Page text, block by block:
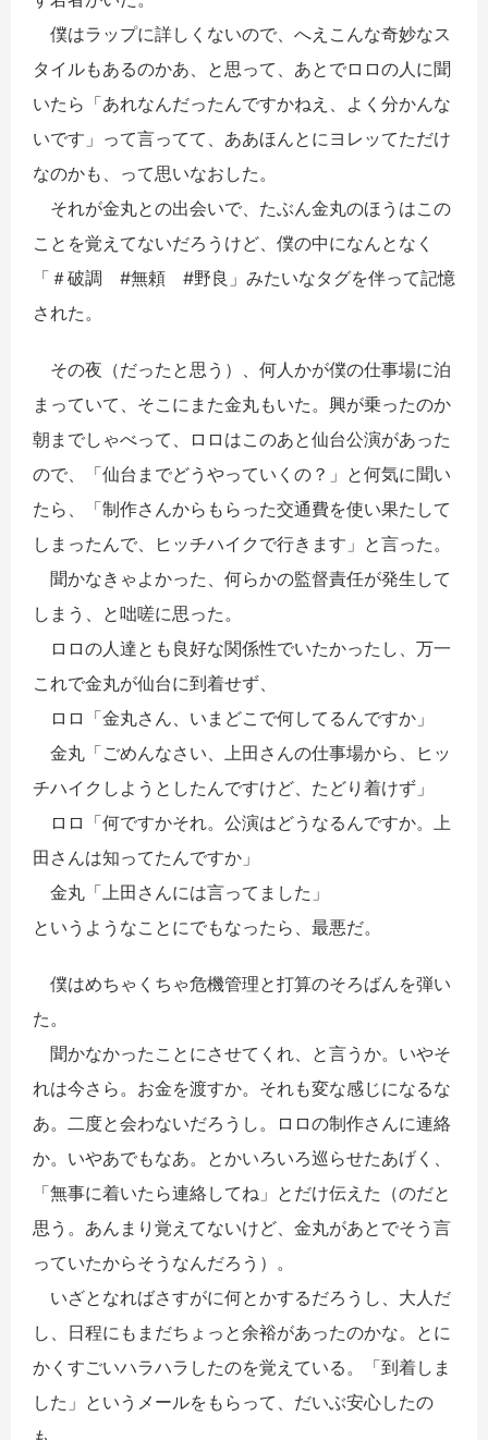
僕はラップに詳しくないので、へえこんな奇妙なス
タイルもあるのかあ、と思って、あとでロロの人に聞
いたら「あれなんだったんですかねえ、よく分かんな
いです」って言ってて、ああほんとにヨレッてただけ
なのかも、って思いなおした。
それが金丸との出会いで、たぶん金丸のほうはこの
ことを覚えてないだろうけど、僕の中になんとなく
「＃破調 #無頼 #野良」みたいなタグを伴って記憶
された。
その夜（だったと思う）、何人かが僕の仕事場に泊
まっていて、そこにまた金丸もいた。興が乗ったのか
朝までしゃべって、ロロはこのあと仙台公演があった
ので、「仙台までどうやっていくの？」と何気に聞い
たら、「制作さんからもらった交通費を使い果たして
しまったんで、ヒッチハイクで行きます」と言った。
聞かなきゃよかった、何らかの監督責任が発生して
しまう、と咄嗟に思った。
ロロの人達とも良好な関係性でいたかったし、万一
これで金丸が仙台に到着せず、
ロロ「金丸さん、いまどこで何してるんですか」
金丸「ごめんなさい、上田さんの仕事場から、ヒッ
チハイクしようとしたんですけど、たどり着けず」
ロロ「何ですかそれ。公演はどうなるんですか。上
田さんは知ってたんですか」
金丸「上田さんには言ってました」
というようなことにでもなったら、最悪だ。
僕はめちゃくちゃ危機管理と打算のそろばんを弾い
た。
聞かなかったことにさせてくれ、と言うか。いやそ
れは今さら。お金を渡すか。それも変な感じになるな
あ。二度と会わないだろうし。ロロの制作さんに連絡
か。いやあでもなあ。とかいろいろ巡らせたあげく、
「無事に着いたら連絡してね」とだけ伝えた（のだと
思う。あんまり覚えてないけど、金丸があとでそう言
っていたからそうなんだろう）。
いざとなればさすがに何とかするだろうし、大人だ
し、日程にもまだちょっと余裕があったのかな。とに
かくすごいハラハラしたのを覚えている。「到着しま
した」というメールをもらって、だいぶ安心したの